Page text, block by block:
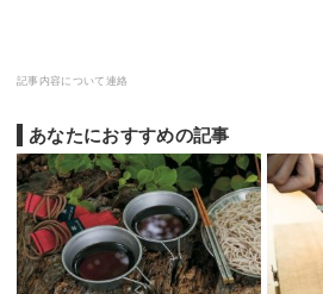
記事内容について連絡
あなたにおすすめの記事